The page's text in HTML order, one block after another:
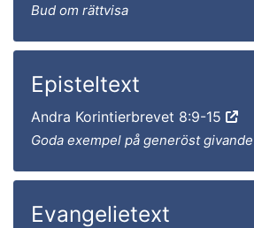
Bud om rättvisa
Episteltext
Andra Korintierbrevet 8:9-15
Goda exempel på generöst givande
Evangelietext